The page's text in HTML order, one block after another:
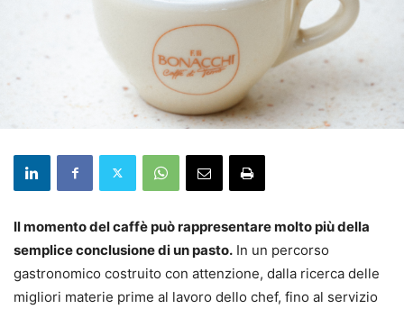
Il momento del caffè può rappresentare molto più della
semplice conclusione di un pasto. In un percorso
gastronomico costruito con attenzione, dalla ricerca delle
migliori materie prime al lavoro dello chef, fino al servizio